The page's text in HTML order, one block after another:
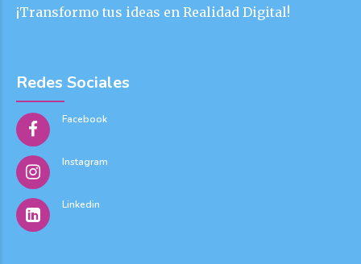
¡Transformo tus ideas en Realidad Digital!
Redes Sociales
Facebook
Instagram
Linkedin